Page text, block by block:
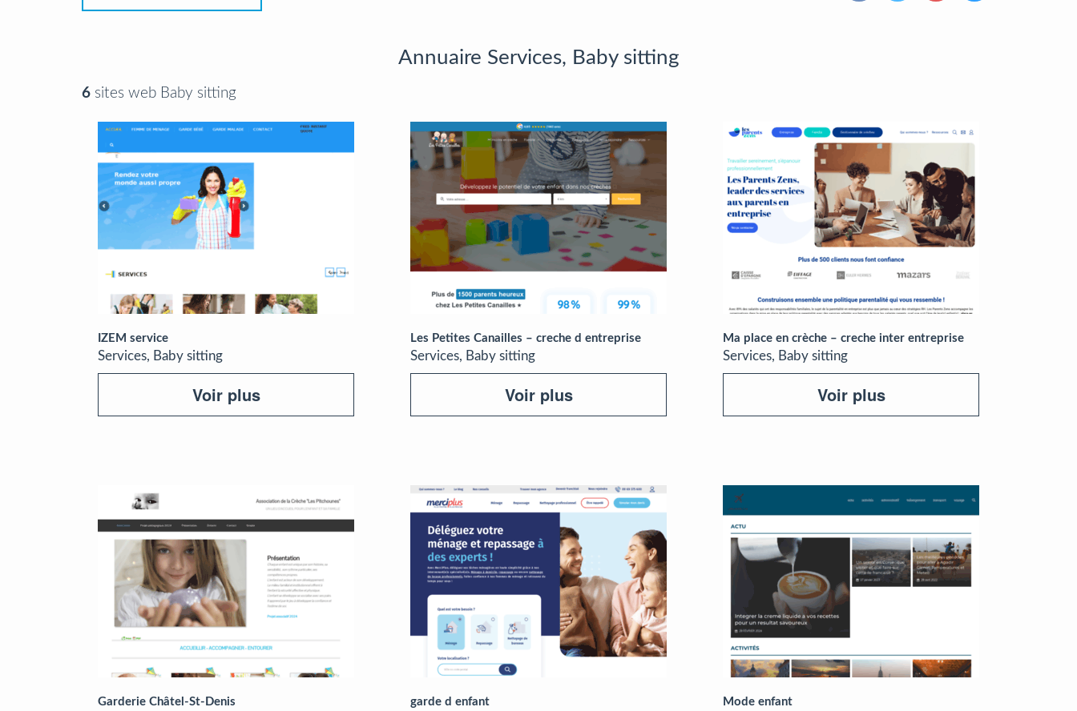
Annuaire Services, Baby sitting
6 sites web Baby sitting
IZEM service
Services, Baby sitting
Voir plus
Les Petites Canailles – creche d entreprise
Services, Baby sitting
Voir plus
Ma place en crèche – creche inter entreprise
Services, Baby sitting
Voir plus
Garderie Châtel-St-Denis garde d enfant Mode enfant